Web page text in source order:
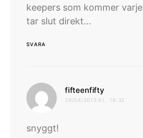
keepers som kommer
tar slut direkt…
SVARA
fifteenfifty
29/04/2013 KL. 16:32
snyggt!